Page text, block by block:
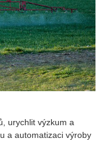
urychlit výzkum a
a automatizaci výroby